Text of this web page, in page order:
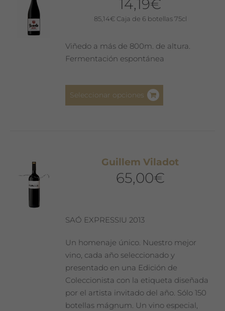
pueden
en
14,19€
85,14€ Caja de 6 botellas 75cl
Viñedo a más de 800m. de altura.
Fermentación espontánea
Seleccionar opciones
opciones
página
de
producto
Guillem Viladot
65,00€
SAÓ EXPRESSIU 2013
Un homenaje único. Nuestro mejor
vino, cada año seleccionado y
presentado en una Edición de
Coleccionista con la etiqueta diseñada
por el artista invitado del año. Sólo 150
botellas mágnum. Un vino especial,